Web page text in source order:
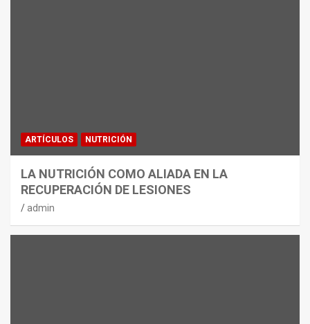
ARTÍCULOS NUTRICIÓN
LA NUTRICIÓN COMO ALIADA EN LA
RECUPERACIÓN DE LESIONES
admin